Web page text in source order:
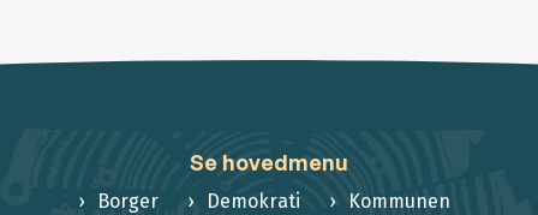
Se hovedmenu
Borger Demokrati Kommunen